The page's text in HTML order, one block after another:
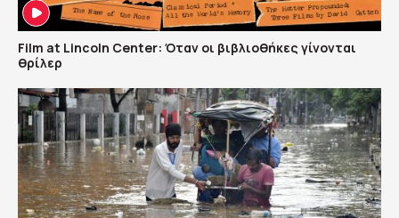
Film at Lincoln Center: Όταν οι βιβλιοθήκες γίνονται
θρίλερ